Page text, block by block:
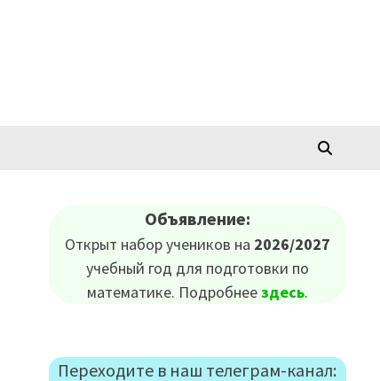
Объявление:
Открыт набор учеников на 2026/2027
учебный год для подготовки по
математике. Подробнеездесь.
Переходите в наш телеграм-канал: